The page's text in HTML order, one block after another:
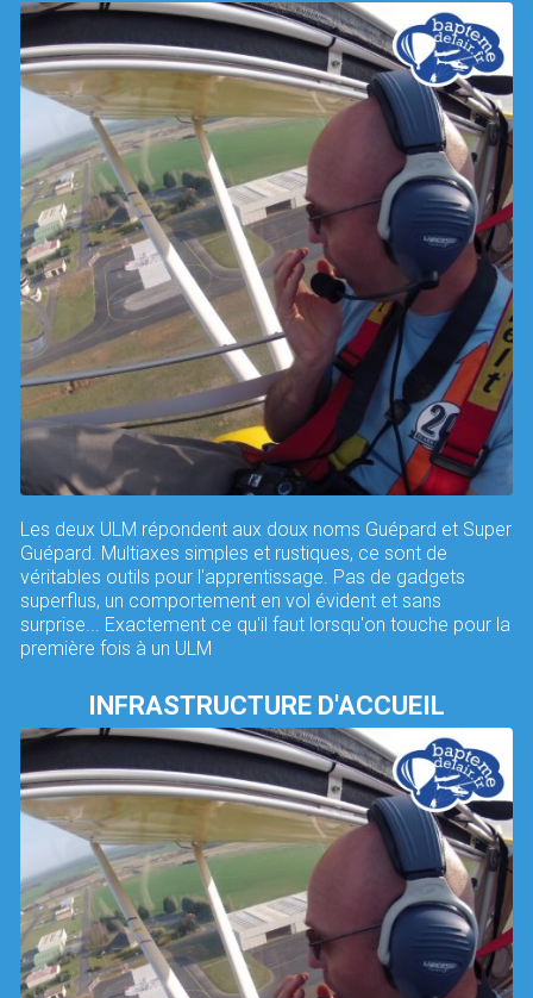
Les deux ULM répondent aux doux noms Guépard et Super
Guépard. Multiaxes simples et rustiques, ce sont de
véritables outils pour l'apprentissage. Pas de gadgets
superflus, un comportement en vol évident et sans
surprise... Exactement ce qu'il faut lorsqu'on touche pour la
première fois à un ULM
INFRASTRUCTURE D'ACCUEIL